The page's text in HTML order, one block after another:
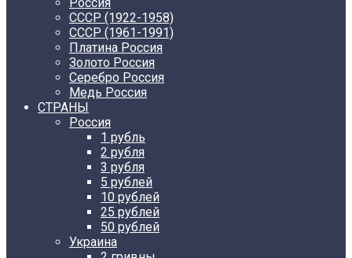
СССР (1922-1958)
CCCР (1961-1991)
Платина Россия
Золото Россия
Серебро Россия
Медь Россия
СТРАНЫ
Россия
1 рубль
2 рубля
3 рубля
5 рублей
10 рублей
25 рублей
50 рублей
Украина